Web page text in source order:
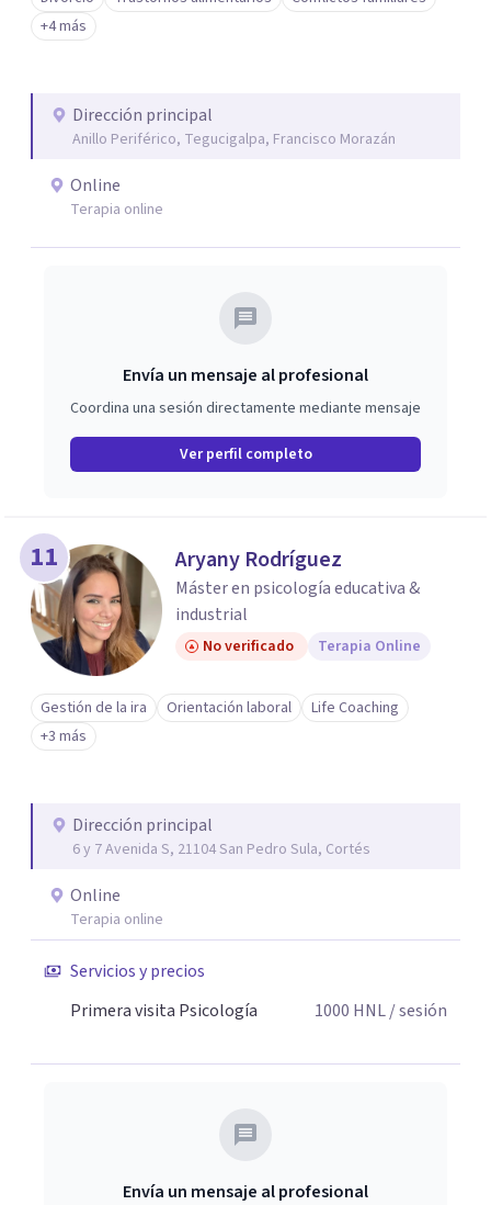
+4 más
Dirección principal
Anillo Periférico, Tegucigalpa, Francisco Morazán
Online
Terapia online
Envía un mensaje al profesional
Coordina una sesión directamente mediante mensaje
Ver perfil completo
11 Aryany Rodríguez
Máster en psicología educativa &
industrial
No verificado Terapia Online
Gestión de la ira Orientación laboral
Life Coaching
+3 más
Dirección principal
6 y 7 Avenida S, 21104 San Pedro Sula, Cortés
Online
Terapia online
Servicios y precios
Primera visita Psicología
1000 HNL/ sesión
Envía un mensaje al profesional